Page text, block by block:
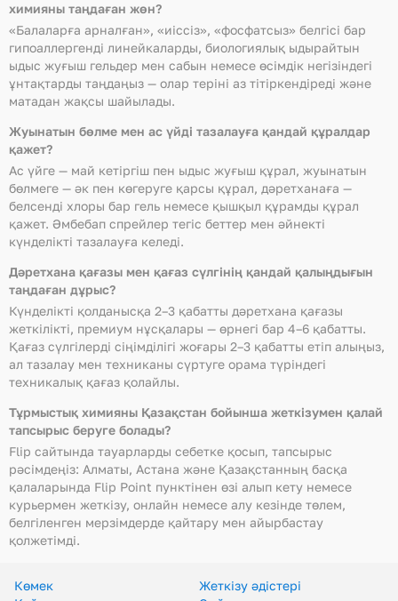
химияны таңдаған жөн?
«Балаларға арналған», «иіссіз», «фосфатсыз» белгісі бар
гипоаллергенді линейкаларды, биологиялық ыдырайтын
ыдыс жуғыш гельдер мен сабын немесе өсімдік негізіндегі
ұнтақтарды таңдаңыз — олар теріні аз тітіркендіреді және
матадан жақсы шайылады.
Жуынатын бөлме мен ас үйді тазалауға қандай құралдар
қажет?
Ас үйге — май кетіргіш пен ыдыс жуғыш құрал, жуынатын
бөлмеге — әк пен көгеруге қарсы құрал, дәретханаға —
белсенді хлоры бар гель немесе қышқыл құрамды құрал
қажет. Әмбебап спрейлер тегіс беттер мен әйнекті
күнделікті тазалауға келеді.
Дәретхана қағазы мен қағаз сүлгінің қандай қалыңдығын
таңдаған дұрыс?
Күнделікті қолданысқа 2–3 қабатты дәретхана қағазы
жеткілікті, премиум нұсқалары — өрнегі бар 4–6 қабатты.
Қағаз сүлгілерді сіңімділігі жоғары 2–3 қабатты етіп алыңыз,
ал тазалау мен техниканы сүртуге орама түріндегі
техникалық қағаз қолайлы.
Тұрмыстық химияны Қазақстан бойынша жеткізумен қалай
тапсырыс беруге болады?
Flip сайтында тауарларды себетке қосып, тапсырыс
рәсімдеңіз: Алматы, Астана және Қазақстанның басқа
қалаларында Flip Point пунктінен өзі алып кету немесе
курьермен жеткізу, онлайн немесе алу кезінде төлем,
белгіленген мерзімдерде қайтару мен айырбастау
қолжетімді.
Көмек
Жеткізу әдістері